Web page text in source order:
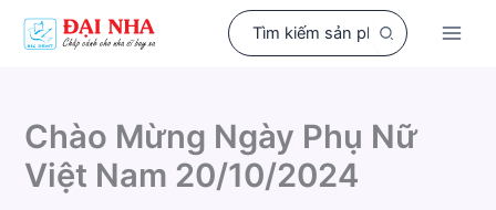
Search
for:
Chào Mừng Ngày Phụ Nữ
Việt Nam 20/10/2024